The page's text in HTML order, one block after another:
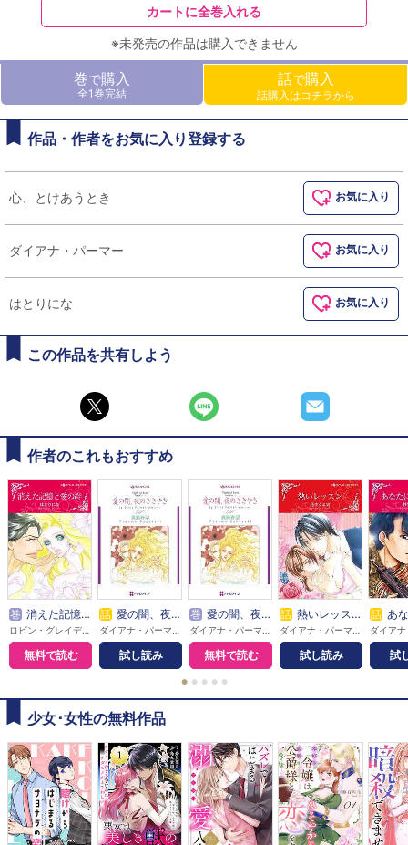
カートに全巻入れる
※未発売の作品は購入できません
巻で購入
全1巻完結
話で購入
話購入はコチラから
作品・作者をお気に入り登録する
心、とけあうとき お気に入り
ダイアナ・パーマー お気に入り
はとりにな お気に入り
この作品を共有しよう
作者のこれもおすすめ
巻 消えた記憶と愛の絆【分冊】
無料で読む
話 愛の闇、夜のささやき
試し読み
巻 愛の闇、夜のささやき【分冊】
無料で読む
話 熱いレッスン
試し読み
話 あな
試
● ● ● ● ●
少女･女性の無料作品